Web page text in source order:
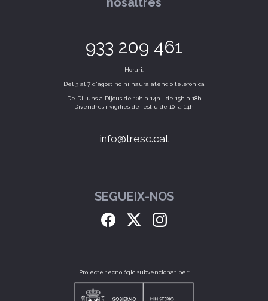
933 209 461
Horari:
Del 3 al 7 d'agost no hi haura atenció telefònica
De Dilluns a Dijous de 10h a 14h i de 15h a 18h
Divendres i vigílies de festiu de 10 a 14h
info@tresc.cat
SEGUEIX-NOS
Projecte tecnològic subvencionat per: